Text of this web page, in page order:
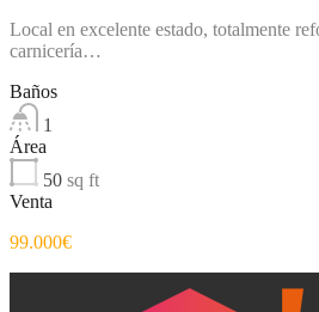
Local en excelente estado, totalmente
carnicería…
Baños
1
Área
50 sq ft
Venta
99.000€